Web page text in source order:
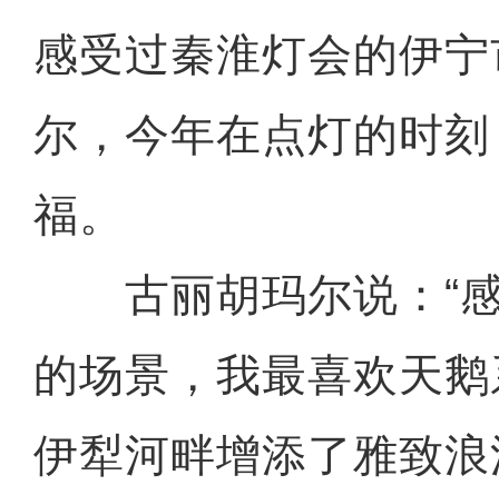
感受过秦淮灯会的伊
尔，今年在点灯的时
福。
古丽胡玛尔说：“感
的场景，我最喜欢天
伊犁河畔增添了雅致